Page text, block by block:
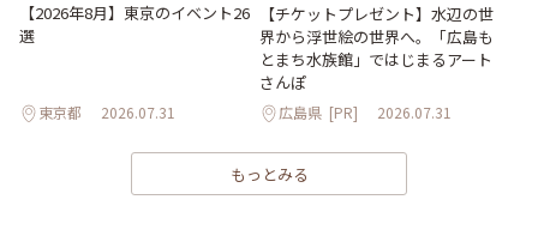
【2026年8月】東京のイベント26
選
東京都 2026.07.31
【チケットプレゼント】水辺の世
界から浮世絵の世界へ。「広島も
とまち水族館」ではじまるアート
さんぽ
広島県 [PR] 2026.07.31
もっとみる